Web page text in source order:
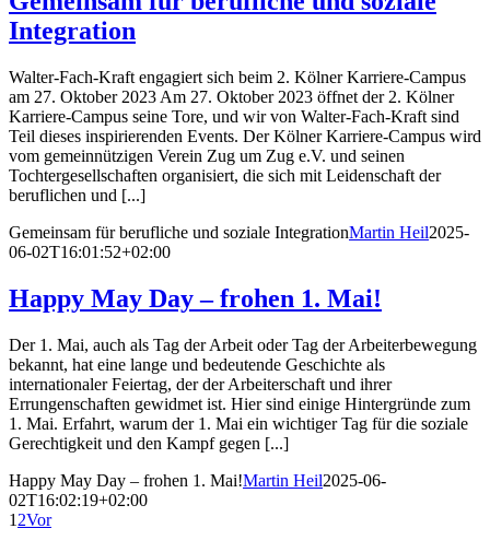
Integration
Walter-Fach-Kraft engagiert sich beim 2. Kölner Karriere-Campus
am 27. Oktober 2023 Am 27. Oktober 2023 öffnet der 2. Kölner
Karriere-Campus seine Tore, und wir von Walter-Fach-Kraft sind
Teil dieses inspirierenden Events. Der Kölner Karriere-Campus wird
vom gemeinnützigen Verein Zug um Zug e.V. und seinen
Tochtergesellschaften organisiert, die sich mit Leidenschaft der
beruflichen und [...]
Gemeinsam für beruf­liche und soziale IntegrationMartin Heil2025-
06-02T16:01:52+02:00
Happy May Day – frohen 1. Mai!
Der 1. Mai, auch als Tag der Arbeit oder Tag der Arbeiterbewegung
bekannt, hat eine lange und bedeutende Geschichte als
internationaler Feiertag, der der Arbeiterschaft und ihrer
Errungenschaften gewidmet ist. Hier sind einige Hintergründe zum
1. Mai. Erfahrt, warum der 1. Mai ein wichtiger Tag für die soziale
Gerechtigkeit und den Kampf gegen [...]
Happy May Day – frohen 1. Mai!Martin Heil2025-06-
02T16:02:19+02:00
1 2Vor